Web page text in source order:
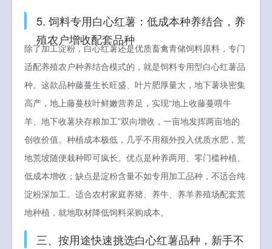
5. 饲料专用白心红薯：低成本种养结合，养
殖农户增收配套品种
除了加工淀粉，白心红薯还是优质畜禽青储饲料原料，专门
适配养殖农户种养结合模式的，就是饲料专用型白心红薯品
种。这款品种藤蔓生长旺盛、叶片肥厚量大，地下薯块密集
高产，地上藤蔓枝叶鲜嫩营养足，实现“地上收藤蔓喂牛
羊、地下收薯块存粮加工”双向增收，一亩地发挥两亩地的
创收价值。种植成本极低，几乎不用额外投入优质水肥，荒
地荒坡随便栽种即可疯长。优点是种养两用、零门槛种植、
低成本增收；缺点是淀粉含量不如专用加工品种，不适合纯
淀粉深加工。适合农村家庭养猪、养牛、养羊养殖场配套荒
地种植，就地取材降低饲料采购成本。
三、按用途快速挑选白心红薯品种，新手不